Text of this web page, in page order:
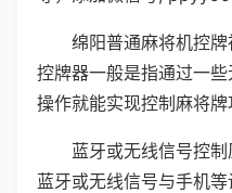
绵阳普通麻将机控
控牌器一般是指通过一
操作就能实现控制麻将牌
蓝牙或无线信号控
蓝牙或无线信号与手机